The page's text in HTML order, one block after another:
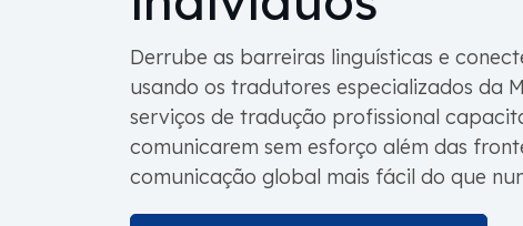
Derrube as barreiras linguísticas e
usando os tradutores especializados da
serviços de tradução profissional
comunicarem sem esforço além das
comunicação global mais fácil do que